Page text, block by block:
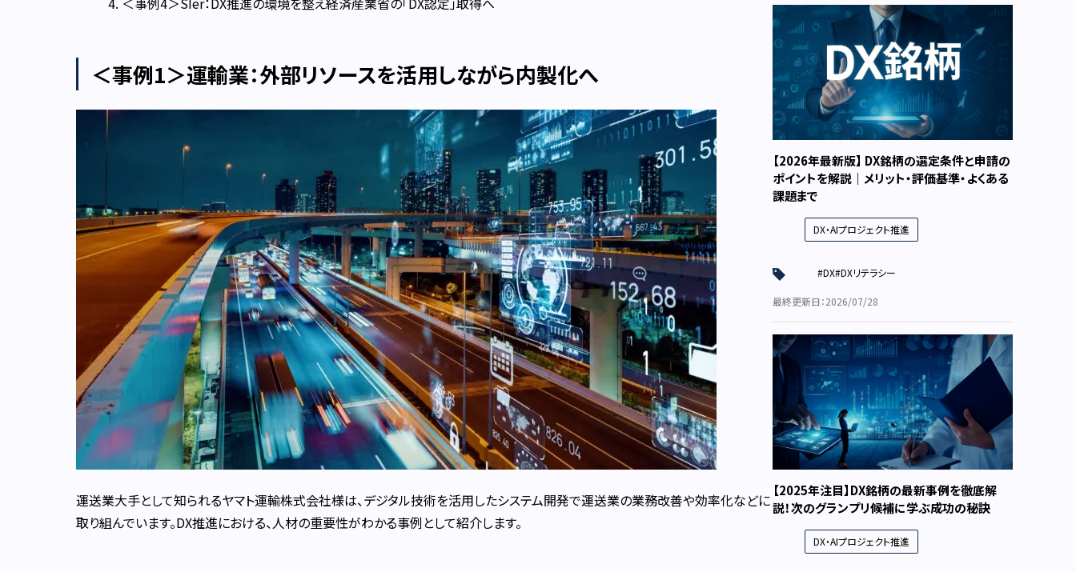
＜事例1＞運輸業：外部リソースを活用しながら内製化へ
運送業大手として知られるヤマト運輸株式会社様は、デジタル技術を活用したシステム開発で運送業の業務改善や効率化などに
取り組んでいます。DX推進における、人材の重要性がわかる事例として紹介します。
【2026年最新版】 DX銘柄の選定条件と申請の
ポイントを解説｜メリット・評価基準・よくある
課題まで
DX・AIプロジェクト推進
#DX#DXリテラシー
最終更新日：2026/07/28
【2025年注目】DX銘柄の最新事例を徹底解
説！次のグランプリ候補に学ぶ成功の秘訣
DX・AIプロジェクト推進